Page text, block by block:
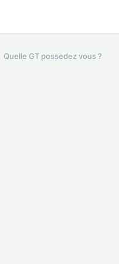
Quelle GT possedez vous ?